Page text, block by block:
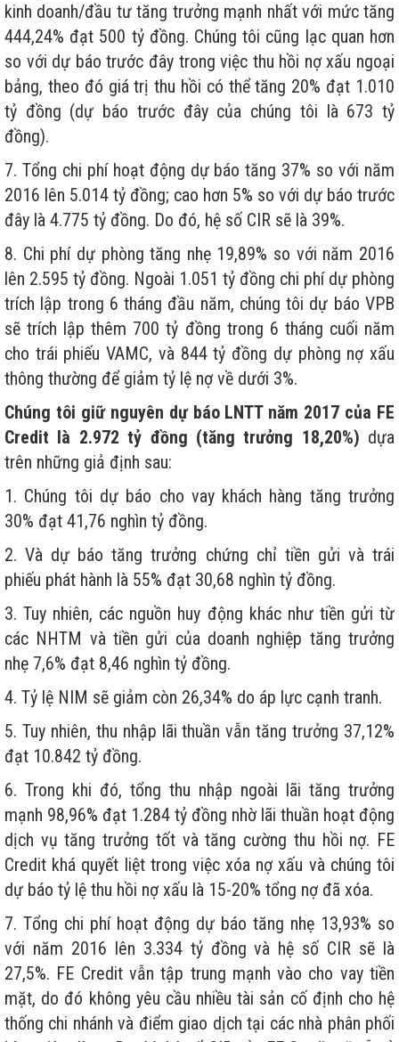
kinh doanh/đầu tư tăng trưởng mạnh nhất với mức tăng
444,24% đạt 500 tỷ đồng. Chúng tôi cũng lạc quan hơn
so với dự báo trước đây trong việc thu hồi nợ xấu ngoại
bảng, theo đó giá trị thu hồi có thể tăng 20% đạt 1.010
tỷ đồng (dự báo trước đây của chúng tôi là 673 tỷ
đồng).
7. Tổng chi phí hoạt động dự báo tăng 37% so với năm
2016 lên 5.014 tỷ đồng; cao hơn 5% so với dự báo trước
đây là 4.775 tỷ đồng. Do đó, hệ số CIR sẽ là 39%.
8. Chi phí dự phòng tăng nhẹ 19,89% so với năm 2016
lên 2.595 tỷ đồng. Ngoài 1.051 tỷ đồng chi phí dự phòng
trích lập trong 6 tháng đầu năm, chúng tôi dự báo VPB
sẽ trích lập thêm 700 tỷ đồng trong 6 tháng cuối năm
cho trái phiếu VAMC, và 844 tỷ đồng dự phòng nợ xấu
thông thường để giảm tỷ lệ nợ về dưới 3%.
Chúng tôi giữ nguyên dự báo LNTT năm 2017 của FE
Credit là 2.972 tỷ đồng (tăng trưởng 18,20%) dựa
trên những giả định sau:
1. Chúng tôi dự báo cho vay khách hàng tăng trưởng
30% đạt 41,76 nghìn tỷ đồng.
2. Và dự báo tăng trưởng chứng chỉ tiền gửi và trái
phiếu phát hành là 55% đạt 30,68 nghìn tỷ đồng.
3. Tuy nhiên, các nguồn huy động khác như tiền gửi từ
các NHTM và tiền gửi của doanh nghiệp tăng trưởng
nhẹ 7,6% đạt 8,46 nghìn tỷ đồng.
4. Tỷ lệ NIM sẽ giảm còn 26,34% do áp lực cạnh tranh.
5. Tuy nhiên, thu nhập lãi thuần vẫn tăng trưởng 37,12%
đạt 10.842 tỷ đồng.
6. Trong khi đó, tổng thu nhập ngoài lãi tăng trưởng
mạnh 98,96% đạt 1.284 tỷ đồng nhờ lãi thuần hoạt động
dịch vụ tăng trưởng tốt và tăng cường thu hồi nợ. FE
Credit khá quyết liệt trong việc xóa nợ xấu và chúng tôi
dự báo tỷ lệ thu hồi nợ xấu là 15-20% tổng nợ đã xóa.
7. Tổng chi phí hoạt động dự báo tăng nhẹ 13,93% so
với năm 2016 lên 3.334 tỷ đồng và hệ số CIR sẽ là
27,5%. FE Credit vẫn tập trung mạnh vào cho vay tiền
mặt, do đó không yêu cầu nhiều tài sản cố định cho hệ
thống chi nhánh và điểm giao dịch tại các nhà phân phối